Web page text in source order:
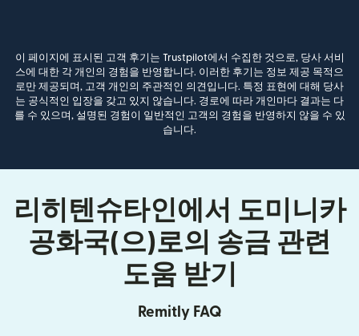
이 페이지에 표시된 고객 후기는 Trustpilot에서 수집한 것으로, 당사 서비
스에 대한 각 개인의 경험을 반영합니다. 이러한 후기는 정보 제공 목적으
로만 제공되며, 고객 개인의 주관적인 의견입니다. 특정 표현에 대해 당사
는 공식적인 입장을 갖고 있지 않습니다. 경로에 따라 개인마다 결과는 다
를 수 있으며, 설명된 경험이 일반적인 고객의 경험을 반영하지 않을 수 있
습니다.
리히텐슈타인에서 도미니카
공화국(으)로의 송금 관련
도움 받기
Remitly FAQ